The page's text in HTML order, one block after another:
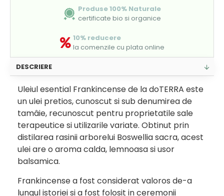
Produse 100% Naturale
certificate bio si organice
10% reducere
la comenzile cu plata online
DESCRIERE
Uleiul esential Frankincense de la doTERRA este
un ulei pretios, cunoscut si sub denumirea de
tamâie, recunoscut pentru proprietatile sale
terapeutice si utilizarile variate. Obtinut prin
distilarea rasinii arborelui Boswellia sacra, acest
ulei are o aroma calda, lemnoasa si usor
balsamica.
Frankincense a fost considerat valoros de-a
lungul istoriei si a fost folosit in ceremonii